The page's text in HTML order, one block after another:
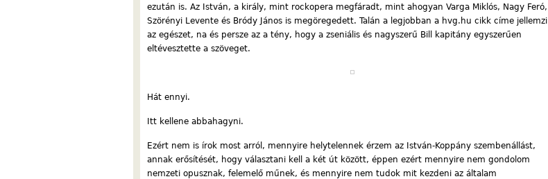
ezután is. Az István, a király, mint rockopera megfáradt, mint ahogyan Varga Miklós, Nagy Feró,
Szörényi Levente és Bródy János is megöregedett. Talán a legjobban a hvg.hu cikk címe jellemzi
az egészet, na és persze az a tény, hogy a zseniális és nagyszerű Bill kapitány egyszerűen
eltévesztette a szöveget.
Hát ennyi.
Itt kellene abbahagyni.
Ezért nem is írok most arról, mennyire helytelennek érzem az István-Koppány szembenállást,
annak erősítését, hogy választani kell a két út között, éppen ezért mennyire nem gondolom
nemzeti opusznak, felemelő műnek, és mennyire nem tudok mit kezdeni az általam